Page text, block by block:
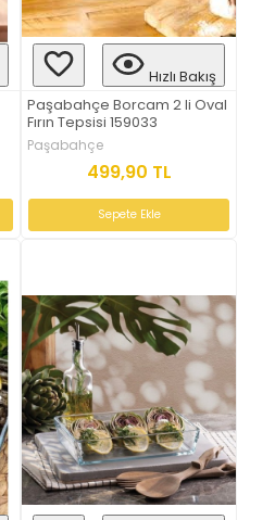
Hızlı Bakış
Paşabahçe Borcam 2 li Oval
Fırın Tepsisi 159033
Paşabahçe
499,90 TL
Sepete Ekle